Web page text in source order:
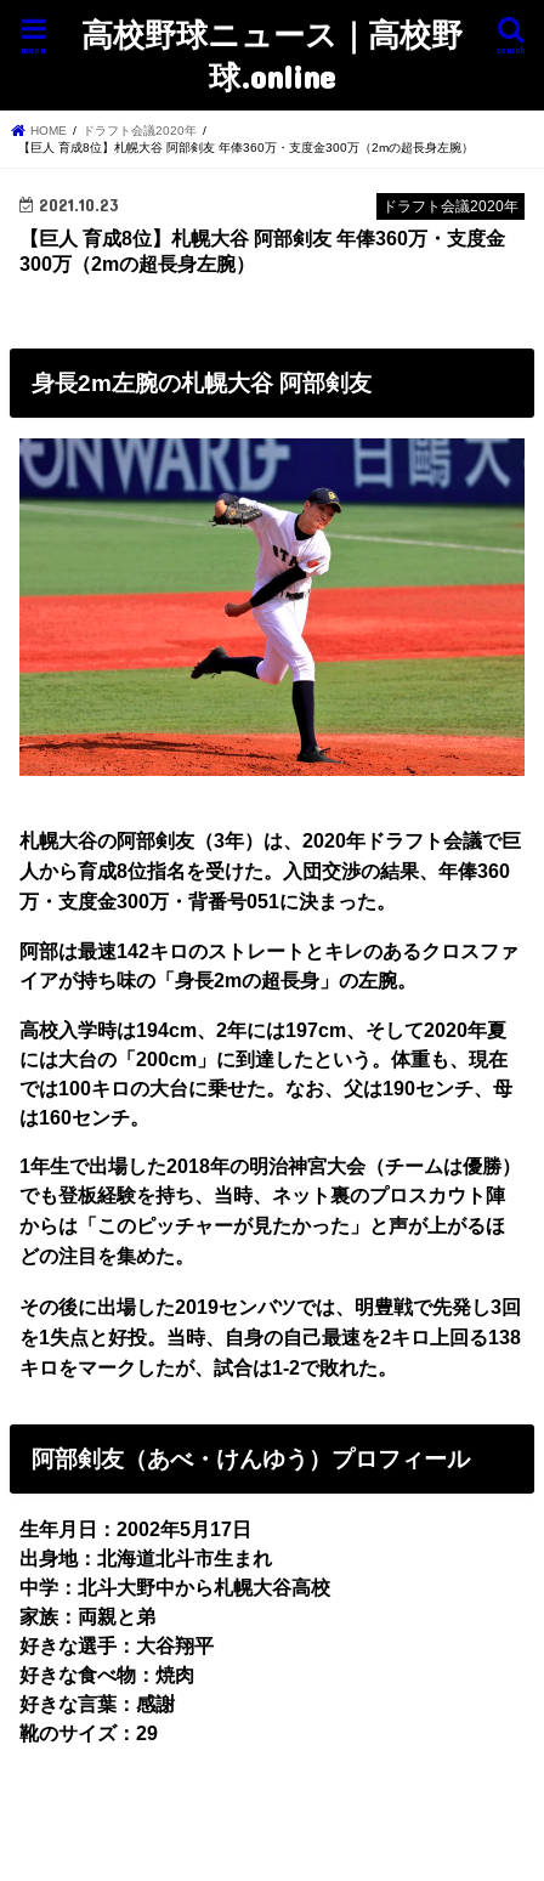
高校野球ニュース｜高校野
球.online
search
menu
HOME
ドラフト会議2020年
【巨人 育成8位】札幌大谷 阿部剣友 年俸360万・支度金300万（2mの超長身左腕）
ドラフト会議2020年
2021.10.23
【巨人 育成8位】札幌大谷 阿部剣友 年俸360万・支度金
300万（2mの超長身左腕）
身長2m左腕の札幌大谷 阿部剣友
札幌大谷の阿部剣友（3年）は、2020年ドラフト会議で巨
人から育成8位指名を受けた。入団交渉の結果、年俸360
万・支度金300万・背番号051に決まった。
阿部は最速142キロのストレートとキレのあるクロスファ
イアが持ち味の「身長2mの超長身」の左腕。
高校入学時は194cm、2年には197cm、そして2020年夏
には大台の「200cm」に到達したという。体重も、現在
では100キロの大台に乗せた。なお、父は190センチ、母
は160センチ。
1年生で出場した2018年の明治神宮大会（チームは優勝）
でも登板経験を持ち、当時、ネット裏のプロスカウト陣
からは「このピッチャーが見たかった」と声が上がるほ
どの注目を集めた。
その後に出場した2019センバツでは、明豊戦で先発し3回
を1失点と好投。当時、自身の自己最速を2キロ上回る138
キロをマークしたが、試合は1-2で敗れた。
阿部剣友（あべ・けんゆう）プロフィール
生年月日：2002年5月17日
出身地：北海道北斗市生まれ
中学：北斗大野中から札幌大谷高校
家族：両親と弟
好きな選手：大谷翔平
好きな食べ物：焼肉
好きな言葉：感謝
靴のサイズ：29